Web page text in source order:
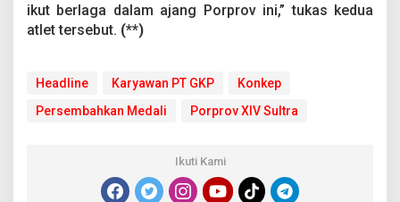
ikut berlaga dalam ajang Porprov ini,” tukas kedua
atlet tersebut. (**)
Headline Karyawan PT GKP
Konkep
Persembahkan Medali
Porprov XIV Sultra
Ikuti Kami